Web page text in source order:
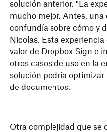
solución anterior. "La
mucho mejor. Antes, una
confundía sobre cómo y
Nicolas. Esta experiencia
valor de Dropbox Sign e
otros casos de uso en la
solución podría optimizar
de documentos.
Otra complejidad que se